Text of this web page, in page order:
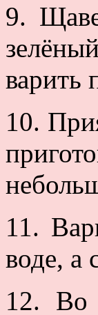
9.
варить
10.
11.
воде, а
12. Во